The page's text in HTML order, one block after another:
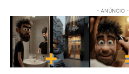
- ANÚNCIO -